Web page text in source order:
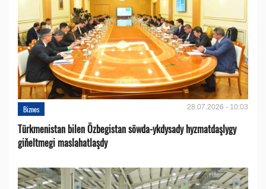
Biznes 28.07.2026 - 10:03
Türkmenistan bilen Özbegistan söwda-ykdysady hyzmatdaşlygy
giňeltmegi maslahatlaşdy